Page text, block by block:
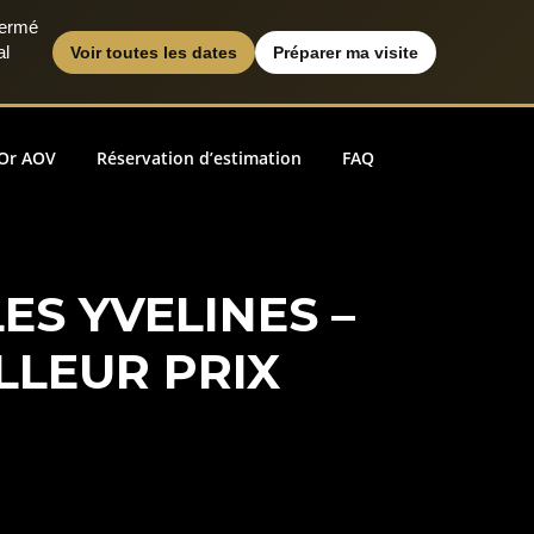
Voir toutes les dates Préparer ma visite
AOV Réservation d’estimation FAQ
YVELINES –
PRIX